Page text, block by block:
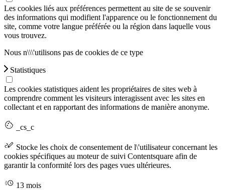
Les cookies liés aux préférences permettent au site de se souvenir
des informations qui modifient l'apparence ou le fonctionnement du
site, comme votre langue préférée ou la région dans laquelle vous
vous trouvez.
Nous n\\\'utilisons pas de cookies de ce type
Statistiques
Les cookies statistiques aident les propriétaires de sites web à
comprendre comment les visiteurs interagissent avec les sites en
collectant et en rapportant des informations de manière anonyme.
_cs_c
Stocke les choix de consentement de l\'utilisateur concernant les
cookies spécifiques au moteur de suivi Contentsquare afin de
garantir la conformité lors des pages vues ultérieures.
13 mois